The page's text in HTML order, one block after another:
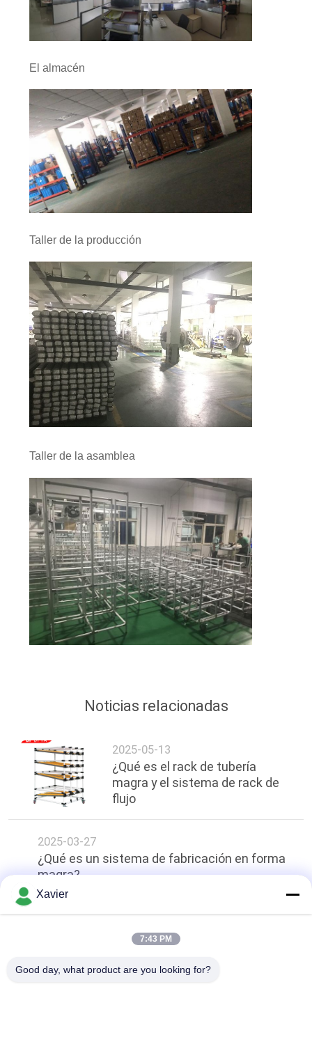
PRIVACY
POLICY
El almacén
Taller de la producción
Taller de la asamblea
Noticias relacionadas
2025-05-13
¿Qué es el rack de tubería
magra y el sistema de rack de
flujo
2025-03-27
¿Qué es un sistema de fabricación en forma
magra?
arriba
Xavier
7:43 PM
Good day, what product are you looking for?